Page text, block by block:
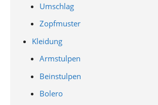
Umschlag
Zopfmuster
Kleidung
Armstulpen
Beinstulpen
Bolero